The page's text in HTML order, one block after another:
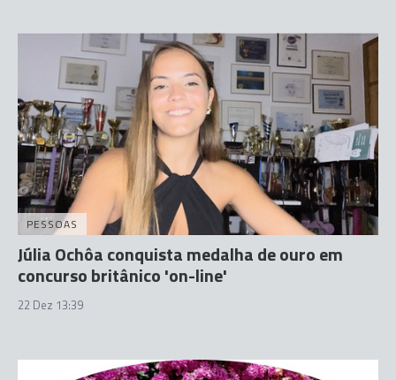
PESSOAS
Júlia Ochôa conquista medalha de ouro em
concurso britânico 'on-line'
22 Dez 13:39